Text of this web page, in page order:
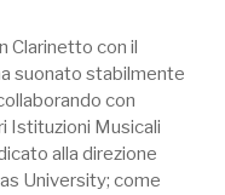
Clarinetto con il
suonato stabilmente
con
Istituzioni Musicali
alla direzione
University; come